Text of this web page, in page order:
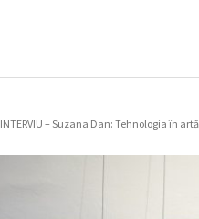
INTERVIU – Suzana Dan: Tehnologia în